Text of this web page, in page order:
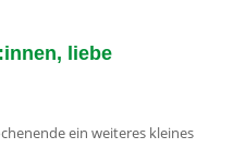
liebe
ein weiteres kleines